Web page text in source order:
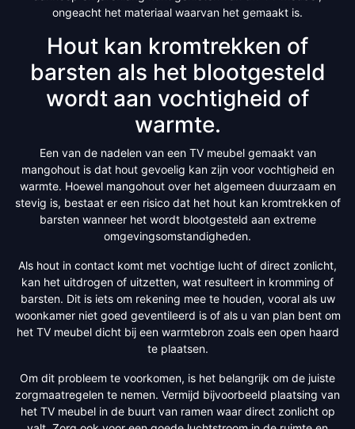
ongeacht het materiaal waarvan het gemaakt is.
Hout kan kromtrekken of
barsten als het blootgesteld
wordt aan vochtigheid of
warmte.
Een van de nadelen van een TV meubel gemaakt van
mangohout is dat hout gevoelig kan zijn voor vochtigheid en
warmte. Hoewel mangohout over het algemeen duurzaam en
stevig is, bestaat er een risico dat het hout kan kromtrekken of
barsten wanneer het wordt blootgesteld aan extreme
omgevingsomstandigheden.
Als hout in contact komt met vochtige lucht of direct zonlicht,
kan het uitdrogen of uitzetten, wat resulteert in kromming of
barsten. Dit is iets om rekening mee te houden, vooral als uw
woonkamer niet goed geventileerd is of als u van plan bent om
het TV meubel dicht bij een warmtebron zoals een open haard
te plaatsen.
Om dit probleem te voorkomen, is het belangrijk om de juiste
zorgmaatregelen te nemen. Vermijd bijvoorbeeld plaatsing van
het TV meubel in de buurt van ramen waar direct zonlicht op